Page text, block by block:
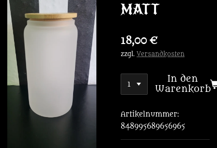
ATT
18,00 €
zzgl. Versandkosten
In den
Warenkorb
Artikelnummer:
848995689656965